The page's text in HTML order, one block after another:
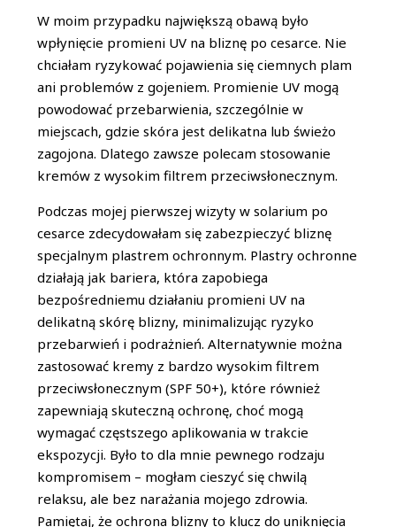
W moim przypadku największą obawą było
wpłynięcie promieni UV na bliznę po cesarce. Nie
chciałam ryzykować pojawienia się ciemnych plam
ani problemów z gojeniem. Promienie UV mogą
powodować przebarwienia, szczególnie w
miejscach, gdzie skóra jest delikatna lub świeżo
zagojona. Dlatego zawsze polecam stosowanie
kremów z wysokim filtrem przeciwsłonecznym.
Podczas mojej pierwszej wizyty w solarium po
cesarce zdecydowałam się zabezpieczyć bliznę
specjalnym plastrem ochronnym. Plastry ochronne
działają jak bariera, która zapobiega
bezpośredniemu działaniu promieni UV na
delikatną skórę blizny, minimalizując ryzyko
przebarwień i podrażnień. Alternatywnie można
zastosować kremy z bardzo wysokim filtrem
przeciwsłonecznym (SPF 50+), które również
zapewniają skuteczną ochronę, choć mogą
wymagać częstszego aplikowania w trakcie
ekspozycji. Było to dla mnie pewnego rodzaju
kompromisem – mogłam cieszyć się chwilą
relaksu, ale bez narażania mojego zdrowia.
Pamiętaj, że ochrona blizny to klucz do uniknięcia